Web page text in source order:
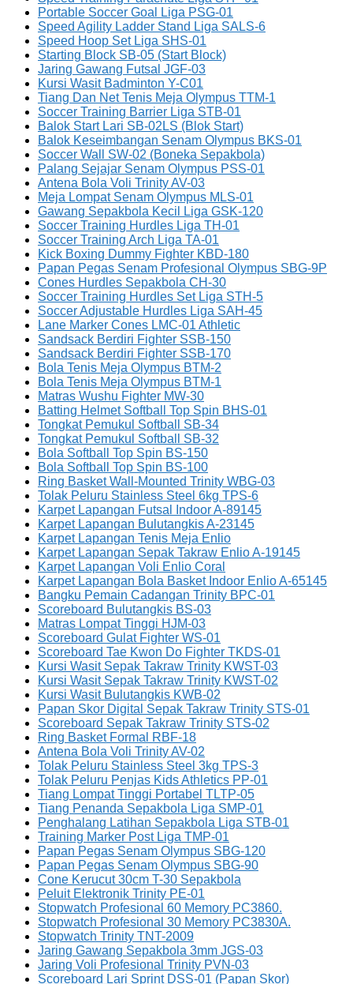
Portable Soccer Goal Liga PSG-01
Speed Agility Ladder Stand Liga SALS-6
Speed Hoop Set Liga SHS-01
Starting Block SB-05 (Start Block)
Jaring Gawang Futsal JGF-03
Kursi Wasit Badminton Y-C01
Tiang Dan Net Tenis Meja Olympus TTM-1
Soccer Training Barrier Liga STB-01
Balok Start Lari SB-02LS (Blok Start)
Balok Keseimbangan Senam Olympus BKS-01
Soccer Wall SW-02 (Boneka Sepakbola)
Palang Sejajar Senam Olympus PSS-01
Antena Bola Voli Trinity AV-03
Meja Lompat Senam Olympus MLS-01
Gawang Sepakbola Kecil Liga GSK-120
Soccer Training Hurdles Liga TH-01
Soccer Training Arch Liga TA-01
Kick Boxing Dummy Fighter KBD-180
Papan Pegas Senam Profesional Olympus SBG-9P
Cones Hurdles Sepakbola CH-30
Soccer Training Hurdles Set Liga STH-5
Soccer Adjustable Hurdles Liga SAH-45
Lane Marker Cones LMC-01 Athletic
Sandsack Berdiri Fighter SSB-150
Sandsack Berdiri Fighter SSB-170
Bola Tenis Meja Olympus BTM-2
Bola Tenis Meja Olympus BTM-1
Matras Wushu Fighter MW-30
Batting Helmet Softball Top Spin BHS-01
Tongkat Pemukul Softball SB-34
Tongkat Pemukul Softball SB-32
Bola Softball Top Spin BS-150
Bola Softball Top Spin BS-100
Ring Basket Wall-Mounted Trinity WBG-03
Tolak Peluru Stainless Steel 6kg TPS-6
Karpet Lapangan Futsal Indoor A-89145
Karpet Lapangan Bulutangkis A-23145
Karpet Lapangan Tenis Meja Enlio
Karpet Lapangan Sepak Takraw Enlio A-19145
Karpet Lapangan Voli Enlio Coral
Karpet Lapangan Bola Basket Indoor Enlio A-65145
Bangku Pemain Cadangan Trinity BPC-01
Scoreboard Bulutangkis BS-03
Matras Lompat Tinggi HJM-03
Scoreboard Gulat Fighter WS-01
Scoreboard Tae Kwon Do Fighter TKDS-01
Kursi Wasit Sepak Takraw Trinity KWST-03
Kursi Wasit Sepak Takraw Trinity KWST-02
Kursi Wasit Bulutangkis KWB-02
Papan Skor Digital Sepak Takraw Trinity STS-01
Scoreboard Sepak Takraw Trinity STS-02
Ring Basket Formal RBF-18
Antena Bola Voli Trinity AV-02
Tolak Peluru Stainless Steel 3kg TPS-3
Tolak Peluru Penjas Kids Athletics PP-01
Tiang Lompat Tinggi Portabel TLTP-05
Tiang Penanda Sepakbola Liga SMP-01
Penghalang Latihan Sepakbola Liga STB-01
Training Marker Post Liga TMP-01
Papan Pegas Senam Olympus SBG-120
Papan Pegas Senam Olympus SBG-90
Cone Kerucut 30cm T-30 Sepakbola
Peluit Elektronik Trinity PE-01
Stopwatch Profesional 60 Memory PC3860.
Stopwatch Profesional 30 Memory PC3830A.
Stopwatch Trinity TNT-2009
Jaring Gawang Sepakbola 3mm JGS-03
Jaring Voli Profesional Trinity PVN-03
Scoreboard Lari Sprint DSS-01 (Papan Skor)